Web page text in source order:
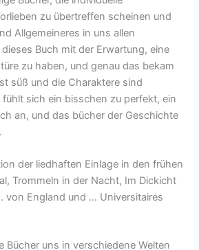
zu übertreffen scheinen und
Allgemeineres in uns allen
Buch mit der Erwartung, eine
zu haben, und genau das bekam
süß und die Charaktere sind
sich ein bisschen zu perfekt, ein
an, und das bücher der Geschichte
der liedhaften Einlage in den frühen
Trommeln in der Nacht, Im Dickicht
von England und … Universitaires
Bücher uns in verschiedene Welten